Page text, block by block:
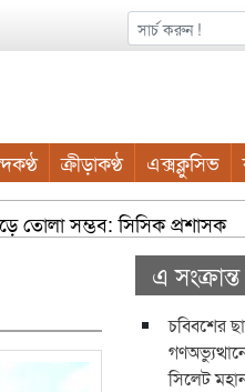
ক্রীড়াকণ্ঠ এক্সক্লুসিভ
সম্ভব: সিসিক প্রশাসক
করতে কাজ করছে সিসিক:
এ
চব্বিশের
সিলেট